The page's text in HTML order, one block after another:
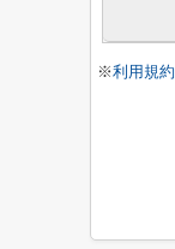
※利用規約